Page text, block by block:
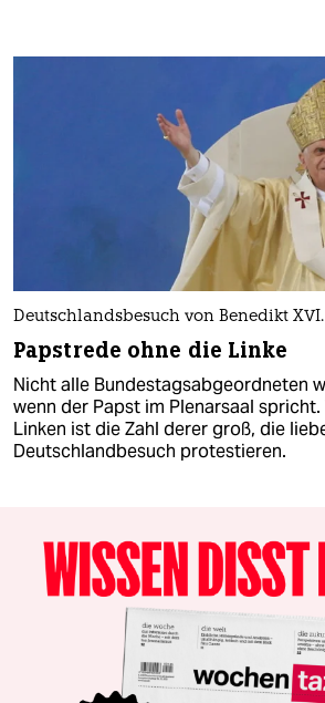
Deutschlandsbesuch von Benedikt XVI.
Papstrede ohne die Linke
Nicht alle Bundestagsabgeordneten
wenn der Papst im Plenarsaal
Linken ist die Zahl derer groß, die
Deutschlandbesuch protestieren.